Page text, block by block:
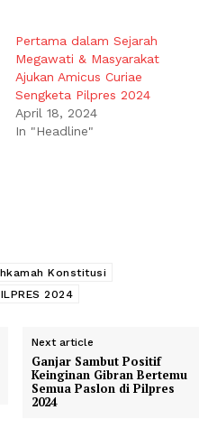
Pertama dalam Sejarah
Megawati & Masyarakat
Ajukan Amicus Curiae
Sengketa Pilpres 2024
April 18, 2024
In "Headline"
Konstitusi
2024
Next article
Ganjar Sambut Positif
Keinginan Gibran Bertemu
Semua Paslon di Pilpres
2024